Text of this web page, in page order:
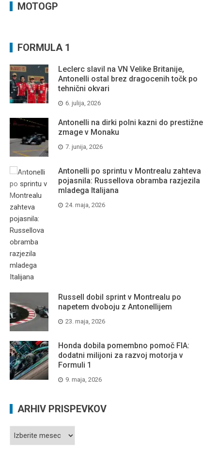
MOTOGP
FORMULA 1
Leclerc slavil na VN Velike Britanije,
Antonelli ostal brez dragocenih točk po
tehnični okvari
6. julija, 2026
Antonelli na dirki polni kazni do prestižne
zmage v Monaku
7. junija, 2026
Antonelli po sprintu v Montrealu zahteva
pojasnila: Russellova obramba razjezila
mladega Italijana
24. maja, 2026
Russell dobil sprint v Montrealu po
napetem dvoboju z Antonellijem
23. maja, 2026
Honda dobila pomembno pomoč FIA:
dodatni milijoni za razvoj motorja v
Formuli 1
9. maja, 2026
ARHIV PRISPEVKOV
Arhiv